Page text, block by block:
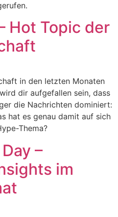
Hot Topic der
in den letzten Monaten
dir aufgefallen sein, dass
die Nachrichten dominiert:
hat es genau damit auf sich
Thema?
–
im